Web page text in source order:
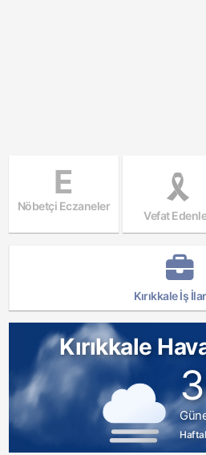
E
Nöbetçi Eczaneler
Vefat
Kırıkkale İş
Kırıkkale